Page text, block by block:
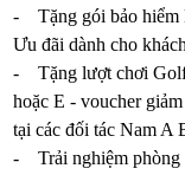
- Tặng gói bảo hiểm
Ưu đãi dành cho
- Tặng lượt chơi Golf
hoặc E - voucher
tại các đối tác Nam A
- Trải nghiệm phòng